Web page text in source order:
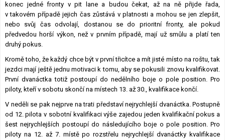
konec jedné fronty v pit lane a budou čekat, až na ně přijde řada,
v takovém případě jejich čas zůstává v platnosti a mohou se jen zlepšit,
nebo svůj čas odvolají, dostanou se do prioritní fronty, ale pokud
předvedou horší výkon, než v prvním případě, mají už smůlu a platí ten
druhý pokus.
Kromě toho, že každý chce být v první třicítce a mít jisté místo na roštu, tak
jezdci mají ještě jednu motivaci k tomu, aby se pokusili znovu kvalifikovat.
První dvanáctka totiž postoupí do nedělního boje o pole position. Pro
piloty, kteří v sobotu skončí na místech 13. až 30., kvalifikace končí.
V neděli se pak nejprve na trati představí nejrychlejší dvanáctka. Postupně
od 12. pilota v sobotní kvalifikaci výše zajedou jeden kvalifikační pokus a
šest nejrychlejších postoupí do následujícího boje o pole position. Pro
piloty na 12. až 7. místě po rozstřelu nejrychlejší dvanáctky kvalifikace